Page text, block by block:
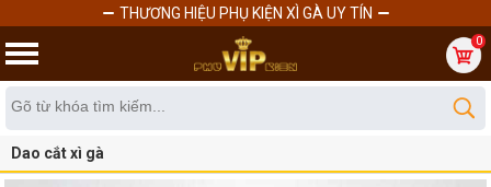
0
Dao cắt xì gà
THƯƠNG HIỆU PHỤ KIỆN XÌ GÀ UY TÍN